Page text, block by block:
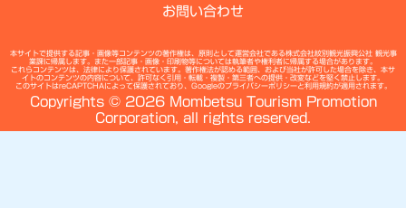
お問い合わせ
本サイトで提供する記事・画像等コンテンツの著作権は、原則として運営会社である株式会社紋別観光振興公社 観光事
業課に帰属します。また一部記事・画像・印刷物等については執筆者や権利者に帰属する場合があります。
これらコンテンツは、法律により保護されています。著作権法が認める範囲、および当社が許可した場合を除き、本サ
イトのコンテンツの内容について、許可なく引用・転載・複製・第三者への提供・改変などを堅く禁止します。
このサイトはreCAPTCHAによって保護されており、Googleのプライバシーポリシーと利用規約が適用されます。
Copyrights © 2026 Mombetsu Tourism Promotion
Corporation, all rights reserved.